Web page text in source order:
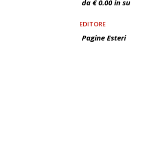
da € 0.00 in su
EDITORE
Pagine Esteri